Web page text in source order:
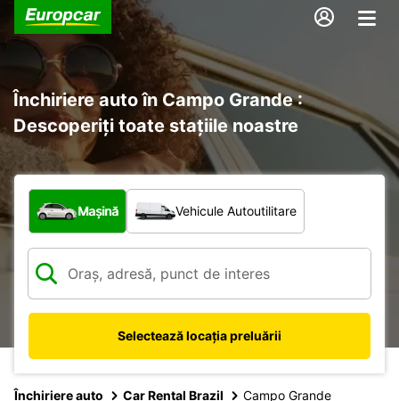
Închiriere auto în Campo Grande :
Descoperiți toate stațiile noastre
Ce tip de vehicul?
Mașină Vehicule Autoutilitare
Selectează locația preluării
Închiriere auto Car Rental Brazil Campo Grande